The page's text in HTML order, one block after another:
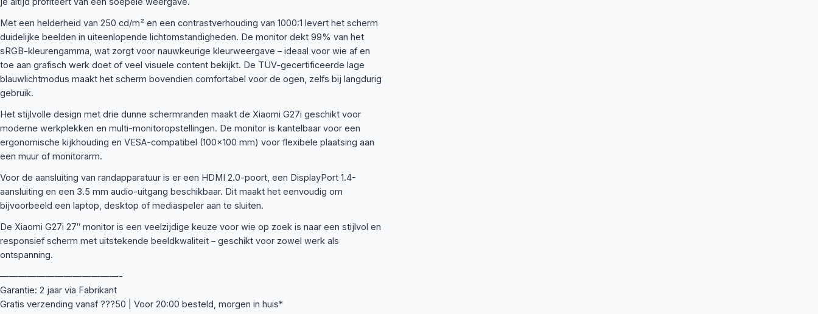
Met een helderheid van 250 cd/m² en een contrastverhouding van 1000:1 levert het scherm
duidelijke beelden in uiteenlopende lichtomstandigheden. De monitor dekt 99% van het
sRGB-kleurengamma, wat zorgt voor nauwkeurige kleurweergave – ideaal voor wie af en
toe aan grafisch werk doet of veel visuele content bekijkt. De TUV-gecertificeerde lage
blauwlichtmodus maakt het scherm bovendien comfortabel voor de ogen, zelfs bij langdurig
gebruik.
Het stijlvolle design met drie dunne schermranden maakt de Xiaomi G27i geschikt voor
moderne werkplekken en multi-monitoropstellingen. De monitor is kantelbaar voor een
ergonomische kijkhouding en VESA-compatibel (100×100 mm) voor flexibele plaatsing aan
een muur of monitorarm.
Voor de aansluiting van randapparatuur is er een HDMI 2.0-poort, een DisplayPort 1.4-
aansluiting en een 3.5 mm audio-uitgang beschikbaar. Dit maakt het eenvoudig om
bijvoorbeeld een laptop, desktop of mediaspeler aan te sluiten.
De Xiaomi G27i 27″ monitor is een veelzijdige keuze voor wie op zoek is naar een stijlvol en
responsief scherm met uitstekende beeldkwaliteit – geschikt voor zowel werk als
ontspanning.
—————————————-
Garantie: 2 jaar via Fabrikant
Gratis verzending vanaf ???50 | Voor 20:00 besteld, morgen in huis*